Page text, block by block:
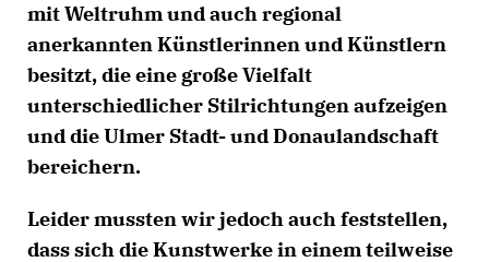
mit Weltruhm und auch regional
anerkannten Künstlerinnen und Künstlern
besitzt, die eine große Vielfalt
unterschiedlicher Stilrichtungen aufzeigen
und die Ulmer Stadt- und Donaulandschaft
bereichern.
Leider mussten wir jedoch auch feststellen,
dass sich die Kunstwerke in einem teilweise